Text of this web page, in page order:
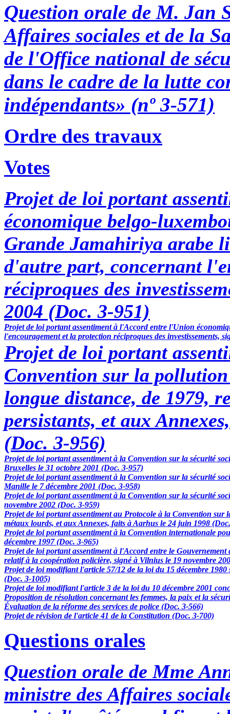
Question orale de M. Jan
Affaires sociales et de la
de l'Office national de
dans le cadre de la lutte
indépendants» (nº 3-571)
Ordre des travaux
Votes
Projet de loi portant
économique belgo-
Grande Jamahiriya arabe
d'autre part, concernant
réciproques des
2004 (Doc. 3-951)
Projet de loi portant assentiment à l'Accord entre l'Union
l'encouragement et la protection réciproques des investissements,
Projet de loi portant
Convention sur la
longue distance, de 1979,
persistants, et aux
(Doc. 3-956)
Projet de loi portant assentiment à la Convention sur la sécurité
Bruxelles le 31 octobre 2001 (Doc. 3-957)
Projet de loi portant assentiment à la Convention sur la sécurité
Manille le 7 décembre 2001 (Doc. 3-958)
Projet de loi portant assentiment à la Convention sur la sécurité
novembre 2002 (Doc. 3-959)
Projet de loi portant assentiment au Protocole à la Convention
métaux lourds, et aux Annexes, faits à Aarhus le 24 juin 1998
Projet de loi portant assentiment à la Convention internationale
décembre 1997 (Doc. 3-965)
Projet de loi portant assentiment à l'Accord entre le
relatif à la coopération policière, signé à Vilnius le 19 novembre
Projet de loi modifiant l'article 57/12 de la loi du 15 décembre
(Doc. 3-1005)
Projet de loi modifiant l'article 3 de la loi du 10 décembre 2001
Proposition de résolution concernant les femmes, la paix et la
Évaluation de la réforme des services de police (Doc. 3-566)
Projet de révision de l'article 41 de la Constitution (Doc. 3-700)
Questions orales
Question orale de Mme
ministre des Affaires